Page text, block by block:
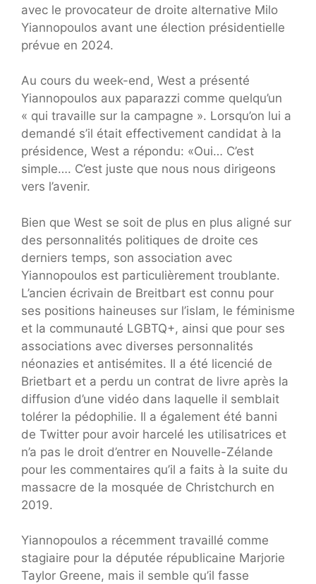
avec le provocateur de droite alternative Milo
Yiannopoulos avant une élection présidentielle
prévue en 2024.
Au cours du week-end, West a présenté
Yiannopoulos aux paparazzi comme quelqu’un
« qui travaille sur la campagne ». Lorsqu’on lui a
demandé s’il était effectivement candidat à la
présidence, West a répondu: «Oui… C’est
simple…. C’est juste que nous nous dirigeons
vers l’avenir.
Bien que West se soit de plus en plus aligné sur
des personnalités politiques de droite ces
derniers temps, son association avec
Yiannopoulos est particulièrement troublante.
L’ancien écrivain de Breitbart est connu pour
ses positions haineuses sur l’islam, le féminisme
et la communauté LGBTQ+, ainsi que pour ses
associations avec diverses personnalités
néonazies et antisémites. Il a été licencié de
Brietbart et a perdu un contrat de livre après la
diffusion d’une vidéo dans laquelle il semblait
tolérer la pédophilie. Il a également été banni
de Twitter pour avoir harcelé les utilisatrices et
n’a pas le droit d’entrer en Nouvelle-Zélande
pour les commentaires qu’il a faits à la suite du
massacre de la mosquée de Christchurch en
2019.
Yiannopoulos a récemment travaillé comme
stagiaire pour la députée républicaine Marjorie
Taylor Greene, mais il semble qu’il fasse